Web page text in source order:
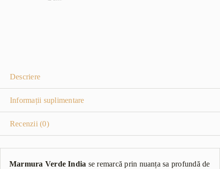
Descriere
Informații suplimentare
Recenzii (0)
Marmura Verde India se remarcă prin nuanța sa profundă de